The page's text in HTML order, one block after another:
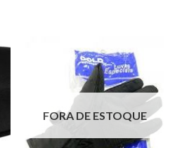
FORA DE ESTOQUE